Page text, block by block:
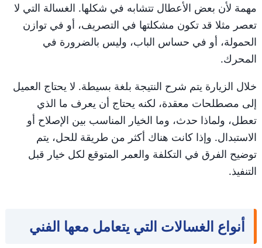
مهمة لأن بعض الأعطال تتشابه في شكلها. الغسالة التي لا
تعصر مثلا قد تكون مشكلتها في التصريف، أو في توازن
الحمولة، أو في حساس الباب، وليس بالضرورة في
المحرك.
خلال الزيارة يتم شرح النتيجة بلغة بسيطة. لا يحتاج العميل
إلى مصطلحات معقدة، لكنه يحتاج أن يعرف ما الذي
تعطل، ولماذا حدث، وما الخيار المناسب بين الإصلاح أو
الاستبدال. وإذا كانت هناك أكثر من طريقة للحل، يتم
توضيح الفرق في التكلفة والعمر المتوقع لكل خيار قبل
التنفيذ.
أنواع الغسالات التي يتعامل معها الفني